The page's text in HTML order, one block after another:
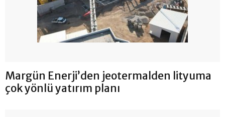
Margün Enerji’den jeotermalden lityuma
çok yönlü yatırım planı